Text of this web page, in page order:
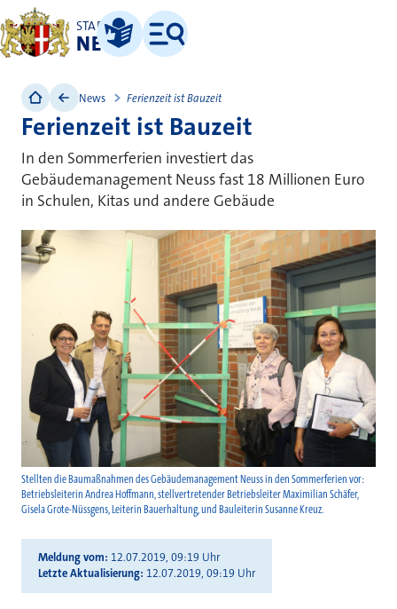
STADT
NEUSS
Leichte Sprache
Menü
Stellten die Baumaßnahmen des Gebäudemanagement Neuss in den Sommerferien vor:
Betriebsleiterin Andrea Hoffmann, stellvertretender Betriebsleiter Maximilian Schäfer,
Gisela Grote-Nüssgens, Leiterin Bauerhaltung, und Bauleiterin Susanne Kreuz.
News Ferienzeit ist Bauzeit
Ferienzeit ist Bauzeit
In den Sommerferien investiert das
Gebäudemanagement Neuss fast 18 Millionen Euro
in Schulen, Kitas und andere Gebäude
Meldung vom 12.07.2019, 09:19 Uhr
Letzte Aktualisierung 12.07.2019, 09:19 Uhr